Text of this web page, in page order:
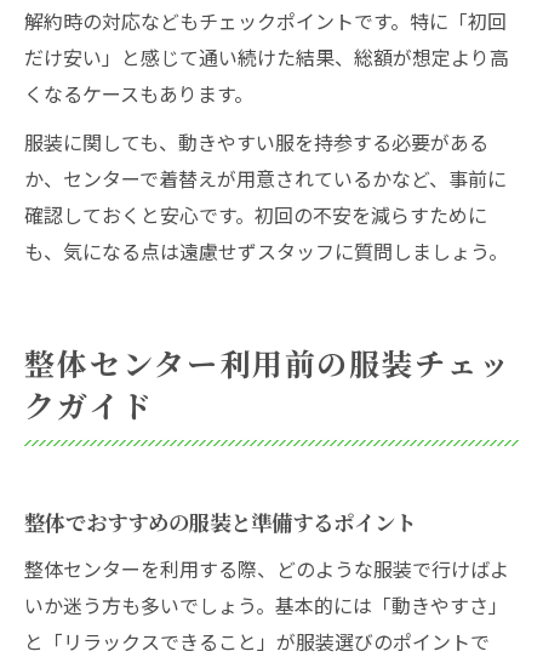
解約時の対応などもチェックポイントです。特に「初回
だけ安い」と感じて通い続けた結果、総額が想定より高
くなるケースもあります。
服装に関しても、動きやすい服を持参する必要がある
か、センターで着替えが用意されているかなど、事前に
確認しておくと安心です。初回の不安を減らすために
も、気になる点は遠慮せずスタッフに質問しましょう。
整体センター利用前の服装チェッ
クガイド
整体でおすすめの服装と準備するポイント
整体センターを利用する際、どのような服装で行けばよ
いか迷う方も多いでしょう。基本的には「動きやすさ」
と「リラックスできること」が服装選びのポイントで